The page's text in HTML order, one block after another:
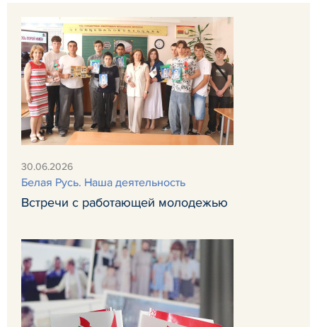
30.06.2026
Белая Русь. Наша деятельность
Встречи с работающей молодежью